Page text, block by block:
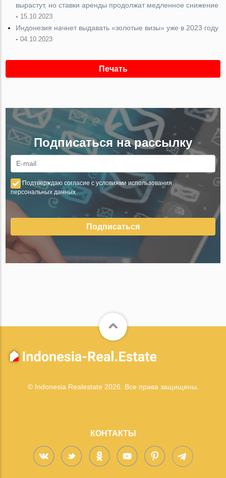
вырастут, но ставки аренды продолжат медленное снижение
- 15.10.2023
Индонезия начнет выдавать «золотые визы» уже в 2023 году
-04.10.2023
Печать
Подписаться на рассылку
Подтверждаю согласие с условиями использования
персональных данных
Подписаться
© Indonesia Realestate 2026. Все права защищены.
КОНТАКТЫ